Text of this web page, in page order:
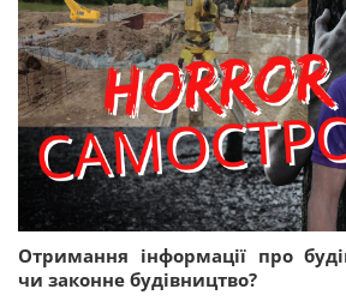
Отримання інформації про
чи законне будівництво?